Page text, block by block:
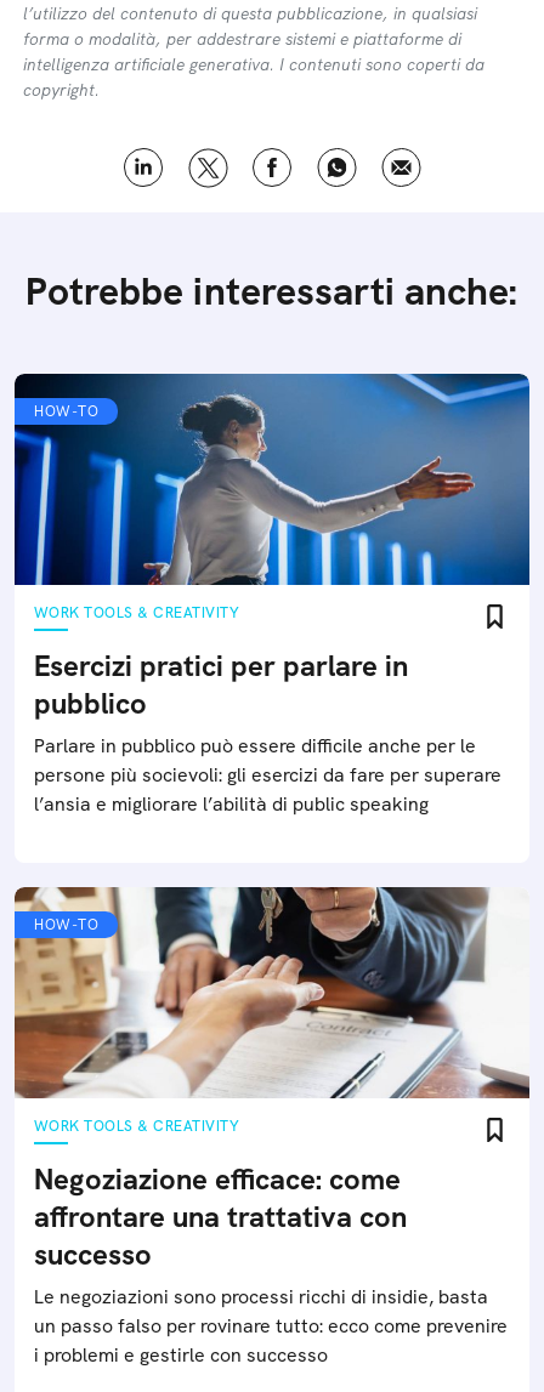
l’utilizzo del contenuto di questa pubblicazione, in qualsiasi
forma o modalità, per addestrare sistemi e piattaforme di
intelligenza artificiale generativa. I contenuti sono coperti da
copyright.
Potrebbe interessarti anche:
HOW-TO
WORK TOOLS & CREATIVITY
Esercizi pratici per parlare in
pubblico
Parlare in pubblico può essere difficile anche per le
persone più socievoli: gli esercizi da fare per superare
l’ansia e migliorare l’abilità di public speaking
HOW-TO
WORK TOOLS & CREATIVITY
Negoziazione efficace: come
affrontare una trattativa con
successo
Le negoziazioni sono processi ricchi di insidie, basta
un passo falso per rovinare tutto: ecco come prevenire
i problemi e gestirle con successo